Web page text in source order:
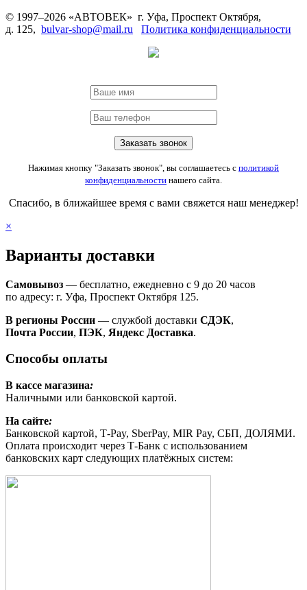
© 1997–2026 «АВТОВЕК» г. Уфа, Проспект Октября,
д. 125, bulvar-shop@mail.ru Политика конфиденциальности
Нажимая кнопку "Заказать звонок", вы соглашаетесь с политикой
конфиденциальности нашего сайта.
Спасибо, в ближайшее время с вами свяжется наш менеджер!
×
Варианты доставки
Самовывоз — бесплатно, ежедневно с 9 до 20 часов
по адресу: г. Уфа, Проспект Октября 125.
В регионы России — службой доставки СДЭК,
Почта России, ПЭК, Яндекс Доставка.
Способы оплаты
В кассе магазина:
Наличными или банковской картой.
На сайте:
Банковской картой, Т-Pay, SberPay, MIR Pay, СБП, ДОЛЯМИ.
Оплата происходит через Т-Банк с использованием
банковских карт следующих платёжных систем: